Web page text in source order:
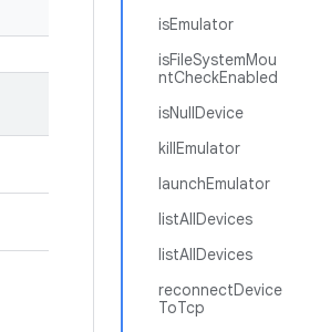
isEmulator
isFileSystemMou
ntCheckEnabled
isNullDevice
killEmulator
launchEmulator
listAllDevices
listAllDevices
reconnectDevice
ToTcp